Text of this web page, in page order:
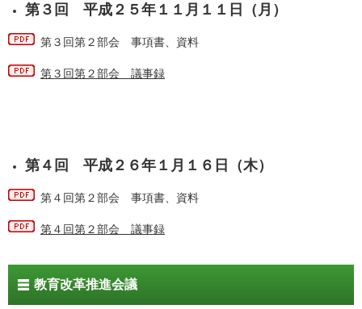
第３回 平成２５年１１月１１日（月）
第３回第２部会 事項書、資料
第３回第２部会 議事録
第４回 平成２６年１月１６日（木）
第４回第２部会 事項書、資料
第４回第２部会 議事録
教育改革推進会議